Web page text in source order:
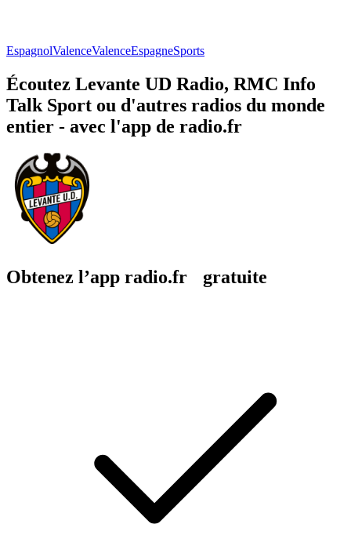
EspagnolValenceValenceEspagneSports
Écoutez Levante UD Radio, RMC Info
Talk Sport ou d'autres radios du monde
entier - avec l'app de radio.fr
Obtenez l’app radio.fr gratuite